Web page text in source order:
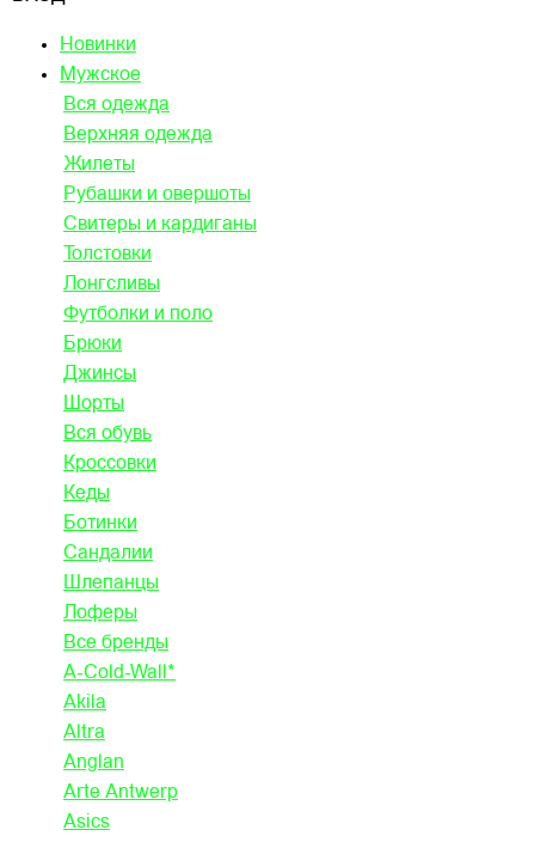
Новинки
Мужское
Вся одежда
Верхняя одежда
Жилеты
Рубашки и овершоты
Свитеры и кардиганы
Толстовки
Лонгсливы
Футболки и поло
Брюки
Джинсы
Шорты
Вся обувь
Кроссовки
Кеды
Ботинки
Сандалии
Шлепанцы
Лоферы
Все бренды
A-Cold-Wall*
Akila
Altra
Anglan
Arte Antwerp
Asics